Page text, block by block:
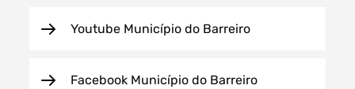
Youtube Município do Barreiro
Facebook Município do Barreiro